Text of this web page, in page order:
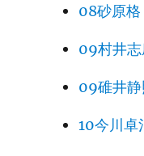
08砂原格
09村井志
09碓井静
10今川卓